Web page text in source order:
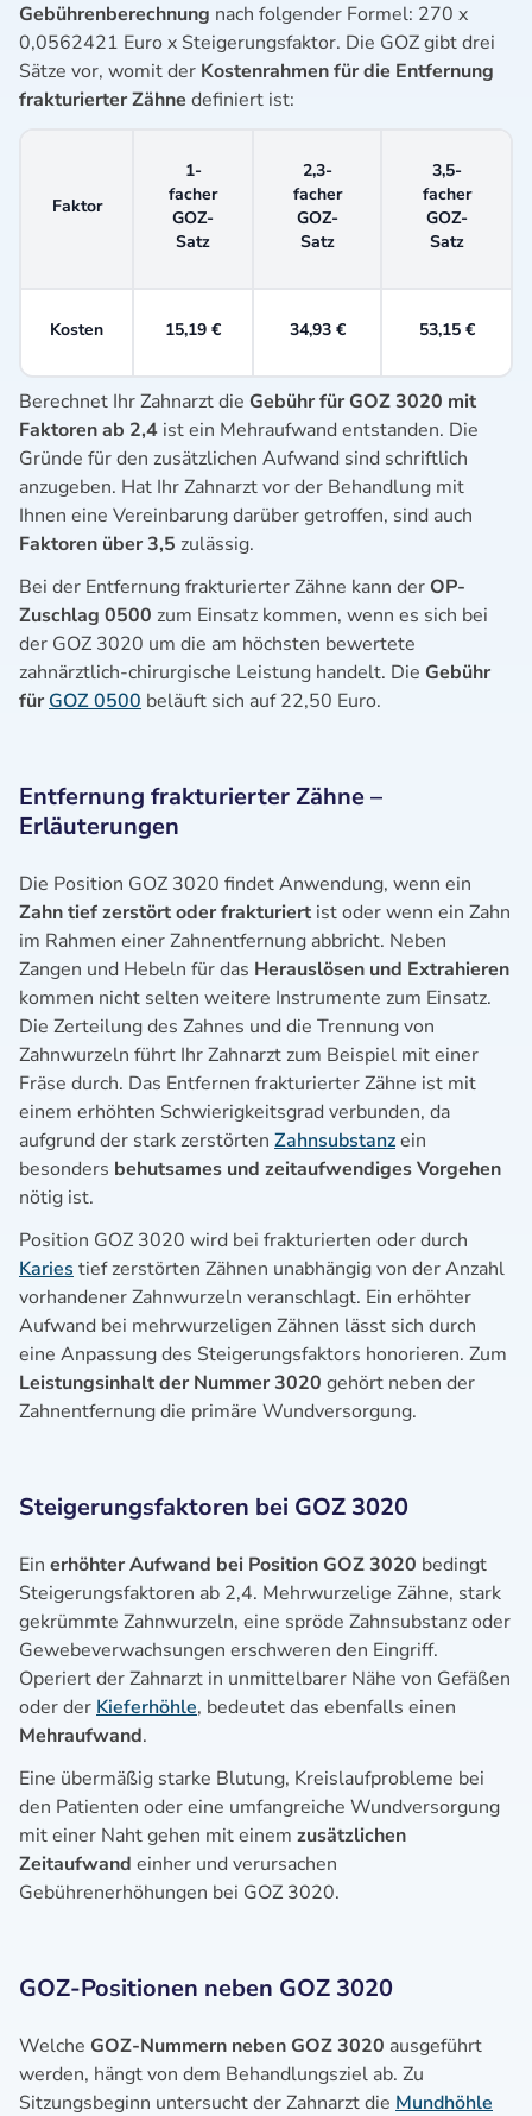
Gebührenberechnung nach folgender Formel: 270 x
0,0562421 Euro x Steigerungsfaktor. Die GOZ gibt drei
Sätze vor, womit der Kostenrahmen für die Entfernung
frakturierter Zähne definiert ist:
Faktor
1-
facher
GOZ-
Satz
2,3-
facher
GOZ-
Satz
3,5-
facher
GOZ-
Satz
Kosten 15,19 € 34,93 € 53,15 €
Berechnet Ihr Zahnarzt die Gebühr für GOZ 3020 mit
Faktoren ab 2,4 ist ein Mehraufwand entstanden. Die
Gründe für den zusätzlichen Aufwand sind schriftlich
anzugeben. Hat Ihr Zahnarzt vor der Behandlung mit
Ihnen eine Vereinbarung darüber getroffen, sind auch
Faktoren über 3,5 zulässig.
Bei der Entfernung frakturierter Zähne kann der OP-
Zuschlag 0500 zum Einsatz kommen, wenn es sich bei
der GOZ 3020 um die am höchsten bewertete
zahnärztlich-chirurgische Leistung handelt. Die Gebühr
für GOZ 0500 beläuft sich auf 22,50 Euro.
Entfernung frakturierter Zähne –
Erläuterungen
Die Position GOZ 3020 findet Anwendung, wenn ein
Zahn tief zerstört oder frakturiert ist oder wenn ein Zahn
im Rahmen einer Zahnentfernung abbricht. Neben
Zangen und Hebeln für das Herauslösen und Extrahieren
kommen nicht selten weitere Instrumente zum Einsatz.
Die Zerteilung des Zahnes und die Trennung von
Zahnwurzeln führt Ihr Zahnarzt zum Beispiel mit einer
Fräse durch. Das Entfernen frakturierter Zähne ist mit
einem erhöhten Schwierigkeitsgrad verbunden, da
aufgrund der stark zerstörten Zahnsubstanzein
besonders behutsames und zeitaufwendiges Vorgehen
nötig ist.
Position GOZ 3020 wird bei frakturierten oder durch
Karies tief zerstörten Zähnen unabhängig von der Anzahl
vorhandener Zahnwurzeln veranschlagt. Ein erhöhter
Aufwand bei mehrwurzeligen Zähnen lässt sich durch
eine Anpassung des Steigerungsfaktors honorieren. Zum
Leistungsinhalt der Nummer 3020 gehört neben der
Zahnentfernung die primäre Wundversorgung.
Steigerungsfaktoren bei GOZ 3020
Ein erhöhter Aufwand bei Position GOZ 3020 bedingt
Steigerungsfaktoren ab 2,4. Mehrwurzelige Zähne, stark
gekrümmte Zahnwurzeln, eine spröde Zahnsubstanz oder
Gewebeverwachsungen erschweren den Eingriff.
Operiert der Zahnarzt in unmittelbarer Nähe von Gefäßen
oder der Kieferhöhle, bedeutet das ebenfalls einen
Mehraufwand.
Eine übermäßig starke Blutung, Kreislaufprobleme bei
den Patienten oder eine umfangreiche Wundversorgung
mit einer Naht gehen mit einem zusätzlichen
Zeitaufwand einher und verursachen
Gebührenerhöhungen bei GOZ 3020.
GOZ-Positionen neben GOZ 3020
Welche GOZ-Nummern neben GOZ 3020 ausgeführt
werden, hängt von dem Behandlungsziel ab. Zu
Sitzungsbeginn untersucht der Zahnarzt die Mundhöhle